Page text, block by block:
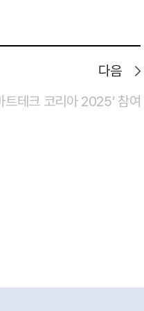
다음
트테크 코리아 2025’ 참여